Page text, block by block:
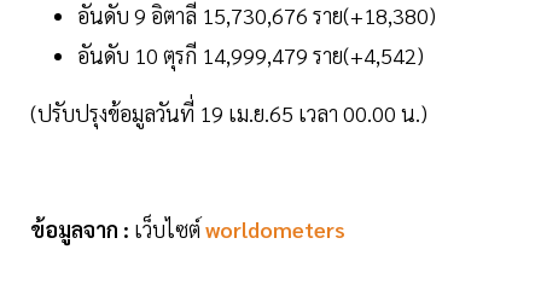
อันดับ 9 อิตาลี 15,730,676 ราย(+18,380)
อันดับ 10 ตุรกี 14,999,479 ราย(+4,542)
(ปรับปรุงข้อมูลวันที่ 19 เม.ย.65 เวลา 00.00 น.)
ข้อมูลจาก : เว็บไซต์ worldometers